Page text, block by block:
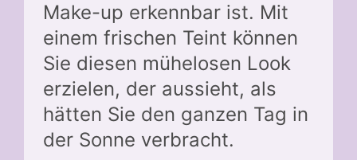
Make-up erkennbar ist. Mit
einem frischen Teint können
Sie diesen mühelosen Look
erzielen, der aussieht, als
hätten Sie den ganzen Tag in
der Sonne verbracht.